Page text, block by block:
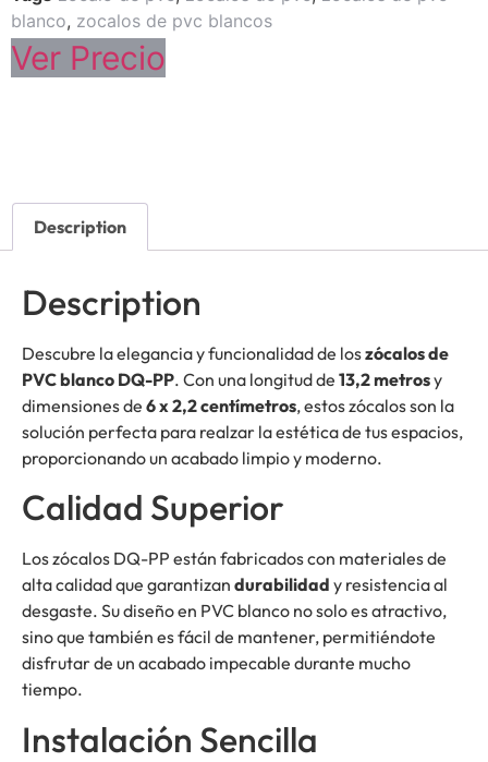
blanco, zocalos de pvc blancos
Ver Precio
Description
Description
Descubre la elegancia y funcionalidad de loszócalos de
PVC blanco DQ-PP. Con una longitud de 13,2 metrosy
dimensiones de 6 x 2,2 centímetros, estos zócalos son la
solución perfecta para realzar la estética de tus espacios,
proporcionando un acabado limpio y moderno.
Calidad Superior
Los zócalos DQ-PP están fabricados con materiales de
alta calidad que garantizan durabilidad y resistencia al
desgaste. Su diseño en PVC blanco no solo es atractivo,
sino que también es fácil de mantener, permitiéndote
disfrutar de un acabado impecable durante mucho
tiempo.
Instalación Sencilla